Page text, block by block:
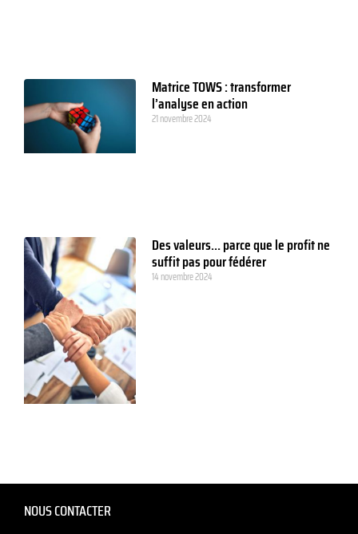
Matrice TOWS : transformer
l’analyse en action
21 novembre 2024
Des valeurs… parce que le profit ne
suffit pas pour fédérer
14 novembre 2024
NOUS CONTACTER